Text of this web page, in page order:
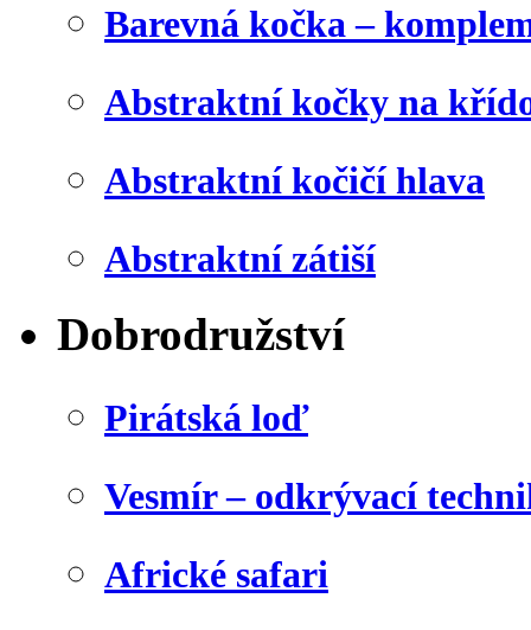
Barevná kočka –
Abstraktní kočky na
Abstraktní kočičí hlava
Abstraktní zátiší
Dobrodružství
Pirátská loď
Vesmír – odkrývací
Africké safari